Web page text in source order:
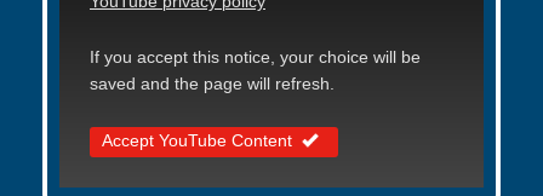
If you accept this notice, your choice will be
saved and the page will refresh.
Accept YouTube Content